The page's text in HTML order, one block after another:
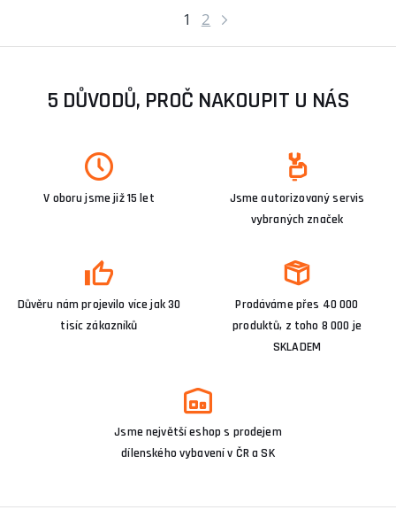
1 2
5 DŮVODŮ, PROČ NAKOUPIT U NÁS
V oboru jsme již 15 let
Jsme autorizovaný servis
vybraných značek
Důvěru nám projevilo více jak 30
tisíc zákazníků
Prodáváme přes 40 000
produktů, z toho 8 000 je
SKLADEM
Jsme největší eshop s prodejem
dílenského vybavení v ČR a SK